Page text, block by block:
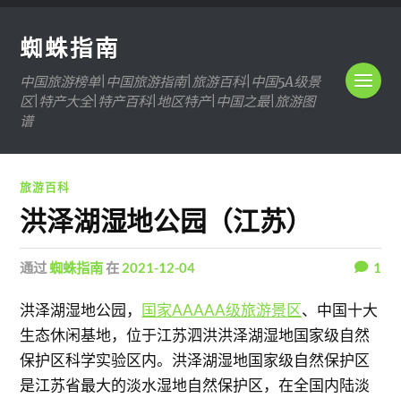
蜘蛛指南
中国旅游榜单|中国旅游指南|旅游百科|中国5A级景
区|特产大全|特产百科|地区特产|中国之最|旅游图
谱
旅游百科
洪泽湖湿地公园（江苏）
通过蜘蛛指南在 2021-12-04 1
洪泽湖湿地公园， 国家AAAAA级旅游景区、中国十大
生态休闲基地，位于江苏泗洪洪泽湖湿地国家级自然
保护区科学实验区内。洪泽湖湿地国家级自然保护区
是江苏省最大的淡水湿地自然保护区，在全国内陆淡